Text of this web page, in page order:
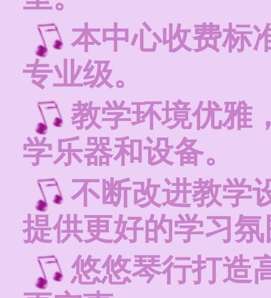
本中心收费标
专业级。
教学环境优雅
学乐器和设备。
不断改进教学
提供更好的学习
悠悠琴行打造